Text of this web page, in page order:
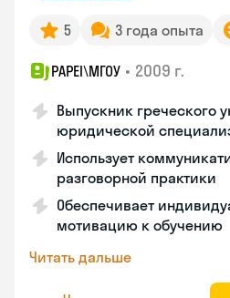
5 3 года опыта
PAPEI\MГОУ • 2009 г.
Выпускник греческого
юридической
Использует
разговорной практики
Обеспечивает
мотивацию к обучению
Читать дальше